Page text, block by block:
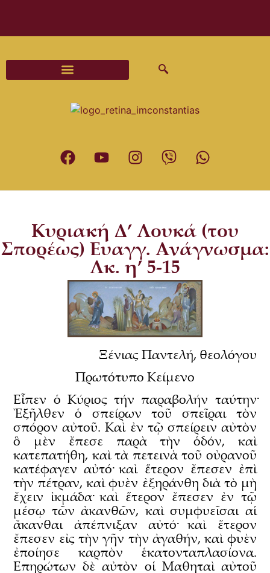
Κυριακή Δ’ Λουκά (του
Σπορέως) Ευαγγ. Ανάγνωσμα:
Λκ. η’ 5-15
Ξένιας Παντελή, θεολόγου
Πρωτότυπο Κείμενο
Εἶπεν ὁ Κύριος τήν παραβολήν ταύτην·
Ἐξῆλθεν ὁ σπείρων τοῦ σπεῖραι τὸν
σπόρον αὐτοῦ. Καὶ ἐν τῷ σπείρειν αὐτὸν
ὃ μὲν ἔπεσε παρὰ τὴν ὁδόν, καὶ
κατεπατήθη, καὶ τὰ πετεινὰ τοῦ οὐρανοῦ
κατέφαγεν αὐτό· καὶ ἕτερον ἔπεσεν ἐπὶ
τὴν πέτραν, καὶ φυὲν ἐξηράνθη διὰ τὸ μὴ
ἔχειν ἰκμάδα· καὶ ἕτερον ἔπεσεν ἐν τῷ
μέσῳ τῶν ἀκανθῶν, καὶ συμφυεῖσαι αἱ
ἄκανθαι ἀπέπνιξαν αὐτό· καὶ ἕτερον
ἔπεσεν εἰς τὴν γῆν τὴν ἀγαθήν, καὶ φυὲν
ἐποίησε καρπὸν ἑκατονταπλασίονα.
᾿Επηρώτων δὲ αὐτὸν οἱ Μαθηταὶ αὐτοῦ